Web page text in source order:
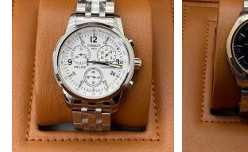
Качественная
часовая сталь
МЕХАНИЗМ Кварц
ПОКРЫТИЕ
Полное
защитное IPS
покрытие
КОРПУС
МЕХАНИЗМ
ПОКРЫТИЕ